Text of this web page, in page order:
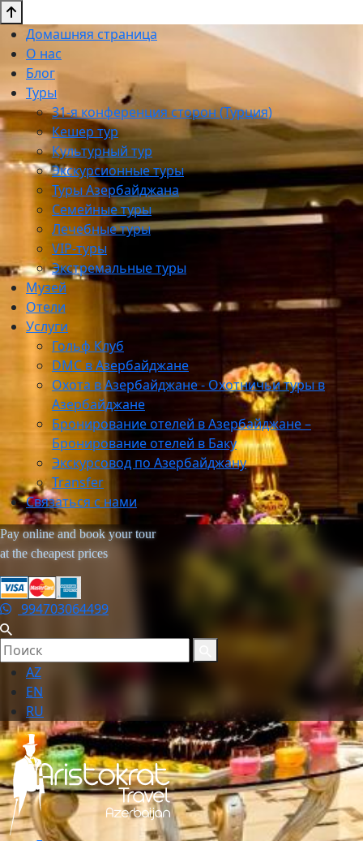
Домашняя страница
О нас
Блог
Туры
31-я конференция сторон (Турция)
Кешер тур
Культурный тур
Экскурсионные туры
Туры Азербайджана
Семейные туры
Лечебные туры
VIP-туры
Экстремальные туры
Музей
Отели
Услуги
Гольф Клуб
DMC в Азербайджане
Охота в Азербайджане - Охотничьи туры в
Азербайджане
Бронирование отелей в Азербайджане –
Бронирование отелей в Баку
Экскурсовод по Азербайджану
Transfer
Связаться с нами
Pay online and book your tour
at the cheapest prices
994703064499
AZ
EN
RU